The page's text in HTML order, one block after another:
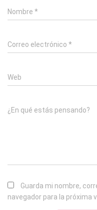
Nombre *
Correo electrónico *
Web
¿En qué estás pensando?
Guarda mi nombre,
navegador para la próxima